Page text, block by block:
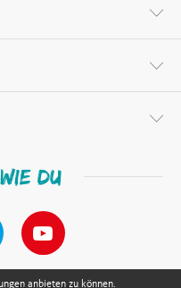
DU
anbieten zu können.